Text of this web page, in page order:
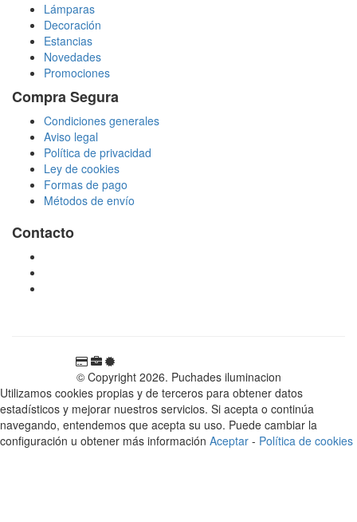
Lámparas
Decoración
Estancias
Novedades
Promociones
Compra Segura
Condiciones generales
Aviso legal
Política de privacidad
Ley de cookies
Formas de pago
Métodos de envío
Contacto
© Copyright 2026. Puchades iluminacion
Utilizamos cookies propias y de terceros para obtener datos
estadísticos y mejorar nuestros servicios. Si acepta o continúa
navegando, entendemos que acepta su uso. Puede cambiar la
configuración u obtener más información Aceptar - Política de cookies